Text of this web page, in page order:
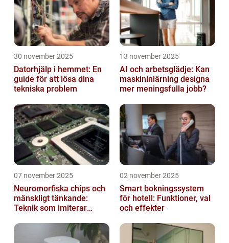
30 november 2025
Datorhjälp i hemmet: En
guide för att lösa dina
tekniska problem
13 november 2025
AI och arbetsglädje: Kan
maskininlärning designa
mer meningsfulla jobb?
07 november 2025
Neuromorfiska chips och
mänskligt tänkande:
Teknik som imiterar
02 november 2025
Smart bokningssystem
för hotell: Funktioner, val
och effekter